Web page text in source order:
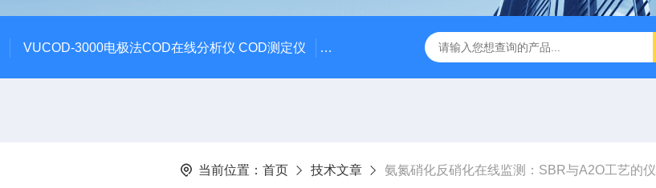
VUCOD-3000电极法COD在线分析仪 COD测定仪 DDG-2090AX耐高温耐压工业电导率仪 在线电导仪
当前位置： 首页 技术文章 氨氮硝化反硝化在线监测：SBR与A2O工艺的